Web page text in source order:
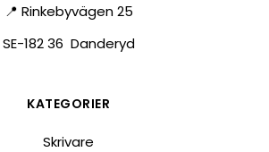
📍 Rinkebyvägen 25
SE-182 36 Danderyd
KATEGORIER
Skrivare